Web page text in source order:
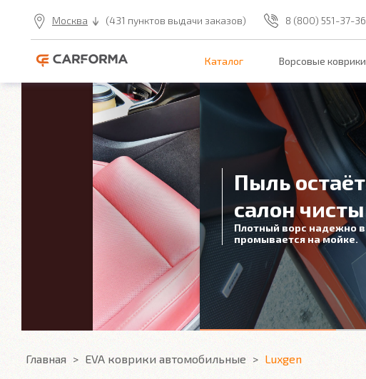
Москва (431 пунктов выдачи заказов) 8 (800) 551-37-36
Каталог Ворсовые коврики
Пыль
салон
Плотный ворс надежно
промывается на мойке.
Главная EVA коврики автомобильные Luxgen